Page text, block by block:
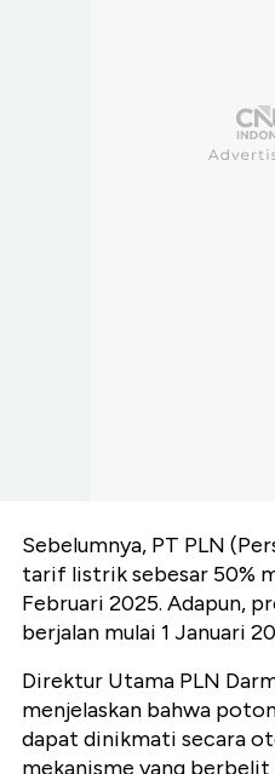
Sebelumnya, PT PLN
tarif listrik sebesar 50%
Februari 2025. Adapun,
berjalan mulai 1 Januari
Direktur Utama PLN
menjelaskan bahwa
dapat dinikmati secara
mekanisme yang